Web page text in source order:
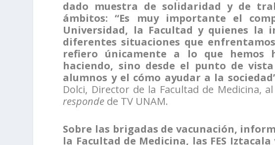
dado muestra de solidaridad y de
ámbitos: “Es muy importante el
Universidad, la Facultad y quienes
diferentes situaciones que
refiero únicamente a lo que hemos
haciendo, sino desde el punto de
alumnos y el cómo ayudar a la
Dolci, Director de la Facultad de Medicina,
responde de TV UNAM.
Sobre las brigadas de vacunación,
la Facultad de Medicina, las FES